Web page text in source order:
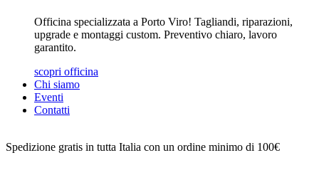
Officina specializzata a Porto Viro! Tagliandi, riparazioni,
upgrade e montaggi custom. Preventivo chiaro, lavoro
garantito.
scopri officina
Chi siamo
Eventi
Contatti
Spedizione gratis in tutta Italia con un ordine minimo di 100€